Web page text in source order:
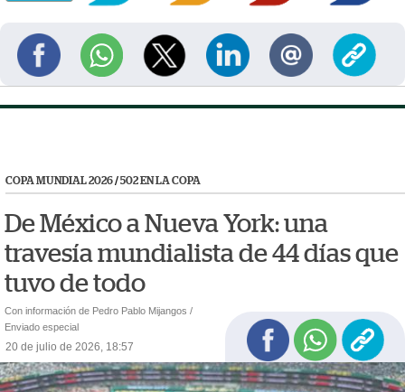
COPA MUNDIAL 2026/502 EN LA COPA
De México a Nueva York: una
travesía mundialista de 44 días que
tuvo de todo
Con información de Pedro Pablo Mijangos /
Enviado especial
20 de julio de 2026, 18:57